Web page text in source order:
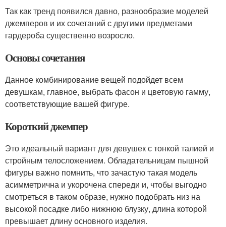
Так как тренд появился давно, разнообразие моделей
джемперов и их сочетаний с другими предметами
гардероба существенно возросло.
Основы сочетания
Данное комбинирование вещей подойдет всем
девушкам, главное, выбрать фасон и цветовую гамму,
соответствующие вашей фигуре.
Короткий джемпер
Это идеальный вариант для девушек с тонкой талией и
стройным телосложением. Обладательницам пышной
фигуры важно помнить, что зачастую такая модель
асимметрична и укорочена спереди и, чтобы выгодно
смотреться в таком образе, нужно подобрать низ на
высокой посадке либо нижнюю блузку, длина которой
превышает длину основного изделия.